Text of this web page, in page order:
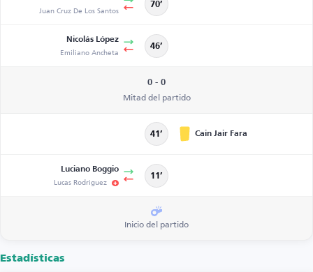
Juan Cruz De Los Santos 70’
Nicolás López
Emiliano Ancheta 46’
0 - 0
Mitad del partido
41’ Cain Jair Fara
Luciano Boggio
Lucas Rodriguez 11’
Inicio del partido
Estadísticas